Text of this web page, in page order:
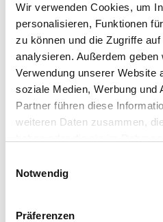
Wir verwenden Cookies, um
personalisieren, Funktionen
zu können und die Zugriffe
analysieren. Außerdem
Verwendung unserer Website
soziale Medien, Werbung und
Partner führen diese
weiteren Daten zusammen,
Notwendig
Präferenzen